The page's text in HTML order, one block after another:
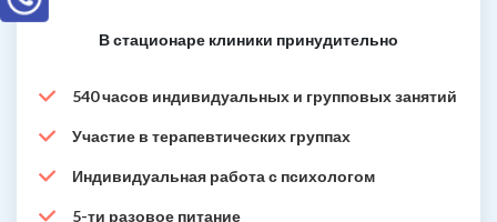
В стационаре клиники принудительно
540 часов индивидуальных и групповых занятий
Участие в терапевтических группах
Индивидуальная работа с психологом
5-ти разовое питание